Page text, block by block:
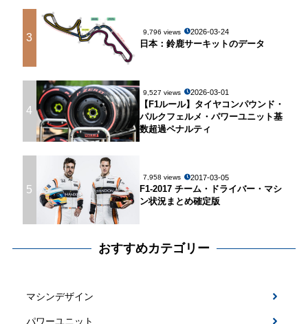
3 9,796 views 2026-03-24
日本：鈴鹿サーキットのデータ
4
9,527 views 2026-03-01
【F1ルール】タイヤコンパウンド・
パルクフェルメ・パワーユニット基
数超過ペナルティ
5
7,958 views 2017-03-05
F1-2017 チーム・ドライバー・マシ
ン状況まとめ確定版
おすすめカテゴリー
マシンデザイン
パワーユニット